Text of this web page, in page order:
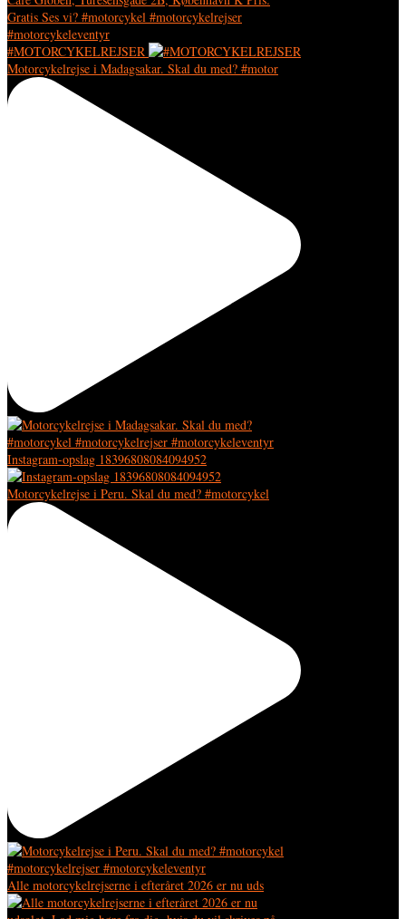
#MOTORCYKELREJSER
Motorcykelrejse i Madagsakar. Skal du med? #motor
Instagram-opslag 18396808084094952
Motorcykelrejse i Peru. Skal du med? #motorcykel
Alle motorcykelrejserne i efteråret 2026 er nu uds